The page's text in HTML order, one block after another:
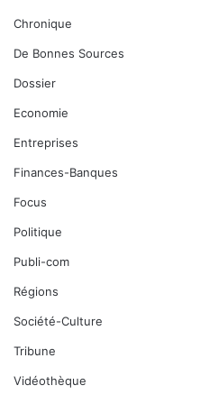
Chronique
De Bonnes Sources
Dossier
Economie
Entreprises
Finances-Banques
Focus
Politique
Publi-com
Régions
Société-Culture
Tribune
Vidéothèque